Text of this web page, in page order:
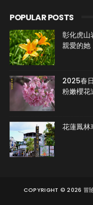
POPULAR POSTS
彰化虎山
親愛的她
2025春
粉嫩櫻花
花蓮鳳林
COPYRIGHT ©2026 冒